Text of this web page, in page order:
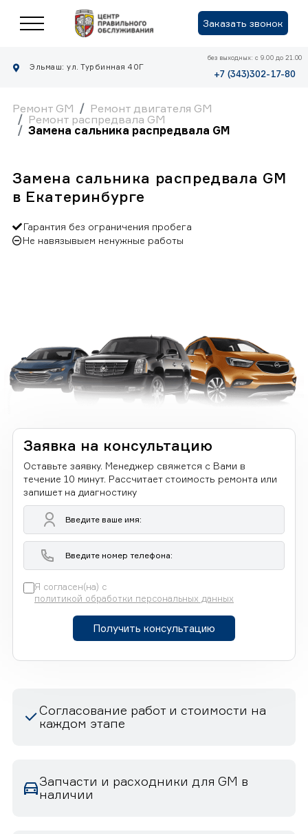
Заказать звонок
Эльмаш: ул. Турбинная 40Г
без выходных: с 9.00 до 21.00
+7 (343)302-17-80
Ремонт GM
Ремонт двигателя GM
Ремонт распредвала GM
Замена сальника распредвала GM
Замена сальника распредвала GM
в Екатеринбурге
Гарантия без ограничения пробега
Не навязывыем ненужные работы
Заявка на консультацию
Оставьте заявку. Менеджер свяжется с Вами в
течение 10 минут. Рассчитает стоимость ремонта или
запишет на диагностику
Я согласен(на) с
политикой обработки персональных данных
Получить консультацию
Согласование работ и стоимости на
каждом этапе
Запчасти и расходники для GM в
наличии